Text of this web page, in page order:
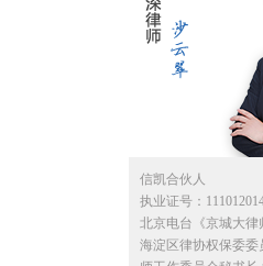
信凯合伙人
执业证号：
北京电台《京城大律
海淀区律协权保委